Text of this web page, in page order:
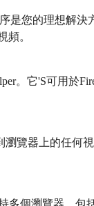
是您的理想解決
頻。
。它'S可用於
瀏覽器上的任何
個瀏覽器，包括